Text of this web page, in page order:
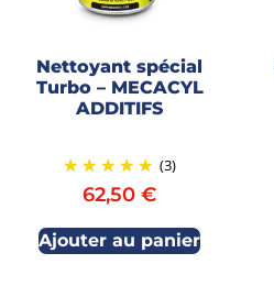
Nettoyant spécial
Turbo – MECACYL
ADDITIFS
(3)
62,50€
Ajouter au panier